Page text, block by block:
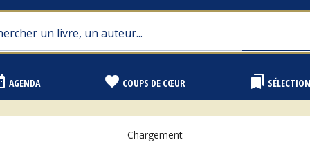
AGENDA favorite COUPS DE CŒUR bookmarks
Chargement